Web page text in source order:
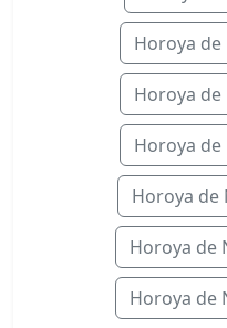
Horoya de
Horoya de
Horoya de
Horoya de
Horoya de
Horoya de